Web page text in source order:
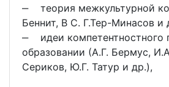
‒ теория межкультурной
Беннит, В С. Г.Тер-Минасов и
‒ идеи компетентностного
образовании (А.Г. Бермус,
Сериков, Ю.Г. Татур и др.),